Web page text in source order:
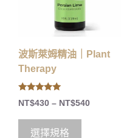
波斯萊姆精油｜Plant
Therapy
5.00
out of 5
NT$430 – NT$540
選擇規格